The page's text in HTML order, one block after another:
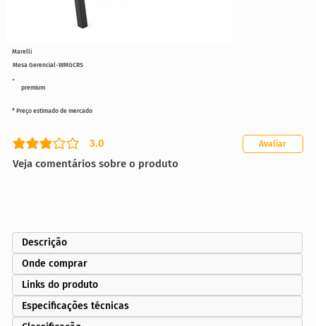
premium
Mesa Gerencial-WMGCRS
3.0
classificação média é 3 de 5
Veja comentários sobre o produto
Avaliar
* Preço estimado de mercado
Marelli
Descrição
Onde comprar
Links do produto
Especificações técnicas